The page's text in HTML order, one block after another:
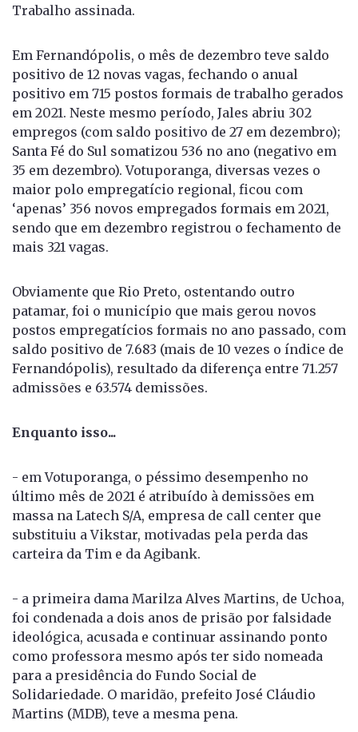
Trabalho assinada.
Em Fernandópolis, o mês de dezembro teve saldo
positivo de 12 novas vagas, fechando o anual
positivo em 715 postos formais de trabalho gerados
em 2021. Neste mesmo período, Jales abriu 302
empregos (com saldo positivo de 27 em dezembro);
Santa Fé do Sul somatizou 536 no ano (negativo em
35 em dezembro). Votuporanga, diversas vezes o
maior polo empregatício regional, ficou com
‘apenas’ 356 novos empregados formais em 2021,
sendo que em dezembro registrou o fechamento de
mais 321 vagas.
Obviamente que Rio Preto, ostentando outro
patamar, foi o município que mais gerou novos
postos empregatícios formais no ano passado, com
saldo positivo de 7.683 (mais de 10 vezes o índice de
Fernandópolis), resultado da diferença entre 71.257
admissões e 63.574 demissões.
Enquanto isso...
- em Votuporanga, o péssimo desempenho no
último mês de 2021 é atribuído à demissões em
massa na Latech S/A, empresa de call center que
substituiu a Vikstar, motivadas pela perda das
carteira da Tim e da Agibank.
- a primeira dama Marilza Alves Martins, de Uchoa,
foi condenada a dois anos de prisão por falsidade
ideológica, acusada e continuar assinando ponto
como professora mesmo após ter sido nomeada
para a presidência do Fundo Social de
Solidariedade. O maridão, prefeito José Cláudio
Martins (MDB), teve a mesma pena.